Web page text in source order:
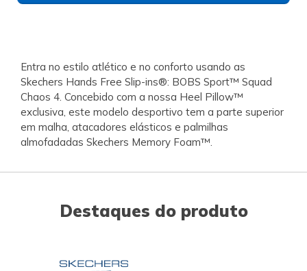
Entra no estilo atlético e no conforto usando as
Skechers Hands Free Slip-ins®: BOBS Sport™ Squad
Chaos 4. Concebido com a nossa Heel Pillow™
exclusiva, este modelo desportivo tem a parte superior
em malha, atacadores elásticos e palmilhas
almofadadas Skechers Memory Foam™.
Destaques do produto